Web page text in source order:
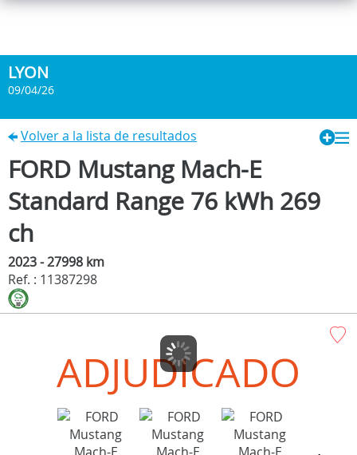
LYON
09/04/26
Volver a la lista de resultados
FORD Mustang Mach-E
Standard Range 76 kWh 269
ch
2023 - 27998 km
Ref. : 11387298
ADJUDICADO